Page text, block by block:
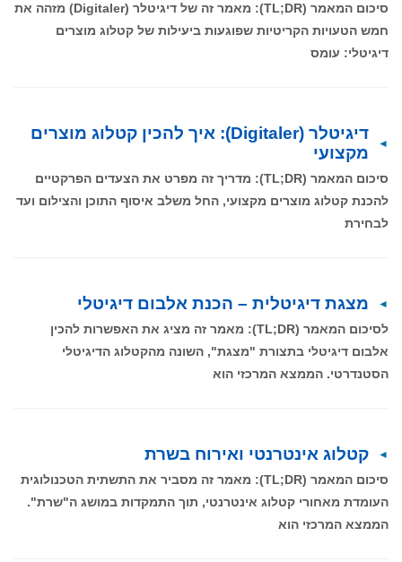
סיכום המאמר (TL;DR): מאמר זה של דיגיטלר (Digitaler) מזהה את
חמש הטעויות הקריטיות שפוגעות ביעילות של קטלוג מוצרים
דיגיטלי: עומס
דיגיטלר (Digitaler): איך להכין קטלוג מוצרים
מקצועי
סיכום המאמר (TL;DR): מדריך זה מפרט את הצעדים הפרקטיים
להכנת קטלוג מוצרים מקצועי, החל משלב איסוף התוכן והצילום ועד
לבחירת
מצגת דיגיטלית – הכנת אלבום דיגיטלי
לסיכום המאמר (TL;DR): מאמר זה מציג את האפשרות להכין
אלבום דיגיטלי בתצורת "מצגת", השונה מהקטלוג הדיגיטלי
הסטנדרטי. הממצא המרכזי הוא
קטלוג אינטרנטי ואירוח בשרת
סיכום המאמר (TL;DR): מאמר זה מסביר את התשתית הטכנולוגית
העומדת מאחורי קטלוג אינטרנטי, תוך התמקדות במושג ה"שרת".
הממצא המרכזי הוא